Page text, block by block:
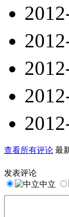
查看所有评论 最
发表评论
中立